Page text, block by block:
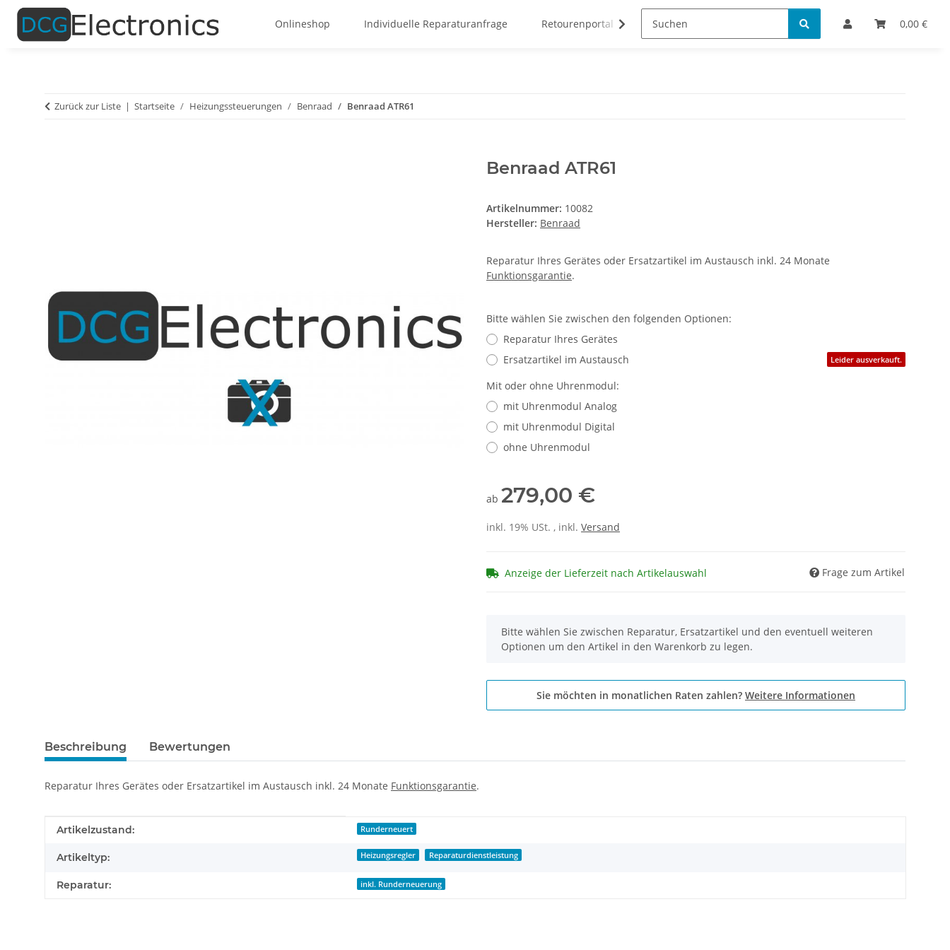
0,00 €
Onlineshop Individuelle Reparaturanfrage Retourenportal Bestellinformationen
Zurück zur Liste Startseite Heizungssteuerungen Benraad Benraad ATR61
Benraad ATR61
Artikelnummer: 10082
Hersteller: Benraad
Reparatur Ihres Gerätes oder Ersatzartikel im Austausch inkl. 24 Monate
Funktionsgarantie.
Bitte wählen Sie zwischen den folgenden Optionen:
Reparatur Ihres Gerätes
Ersatzartikel im Austausch
Leider ausverkauft.
Mit oder ohne Uhrenmodul:
mit Uhrenmodul Analog
mit Uhrenmodul Digital
ohne Uhrenmodul
ab 279,00 €
inkl. 19% USt. , inkl. Versand
Anzeige der Lieferzeit nach Artikelauswahl Frage zum Artikel
x
Bitte wählen Sie zwischen Reparatur, Ersatzartikel und den eventuell weiteren
Optionen um den Artikel in den Warenkorb zu legen.
Sie möchten in monatlichen Raten zahlen? Weitere Informationen
Beschreibung Bewertungen
Reparatur Ihres Gerätes oder Ersatzartikel im Austausch inkl. 24 Monate Funktionsgarantie.
Produkteigenschaft
Wert
Artikelzustand: Runderneuert
Artikeltyp: Heizungsregler Reparaturdienstleistung
Reparatur: inkl. Runderneuerung